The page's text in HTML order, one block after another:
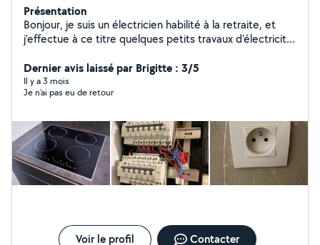
Présentation
Bonjour, je suis un électricien habilité à la retraite, et
j'effectue à ce titre quelques petits travaux d'électricité.
petits travaux d'électricité à effectuer.
Dernier avis laissé par Brigitte : 3/5
Il y a 3 mois
Je n’ai pas eu de retour
Voir le profil Contacter